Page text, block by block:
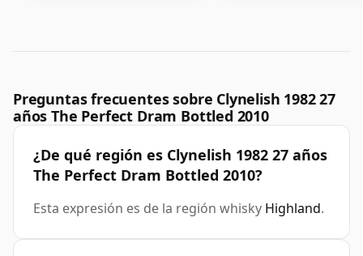
Preguntas frecuentes sobre Clynelish 1982 27
años The Perfect Dram Bottled 2010
¿De qué región es Clynelish 1982 27 años
The Perfect Dram Bottled 2010?
Esta expresión es de la región whisky Highland.